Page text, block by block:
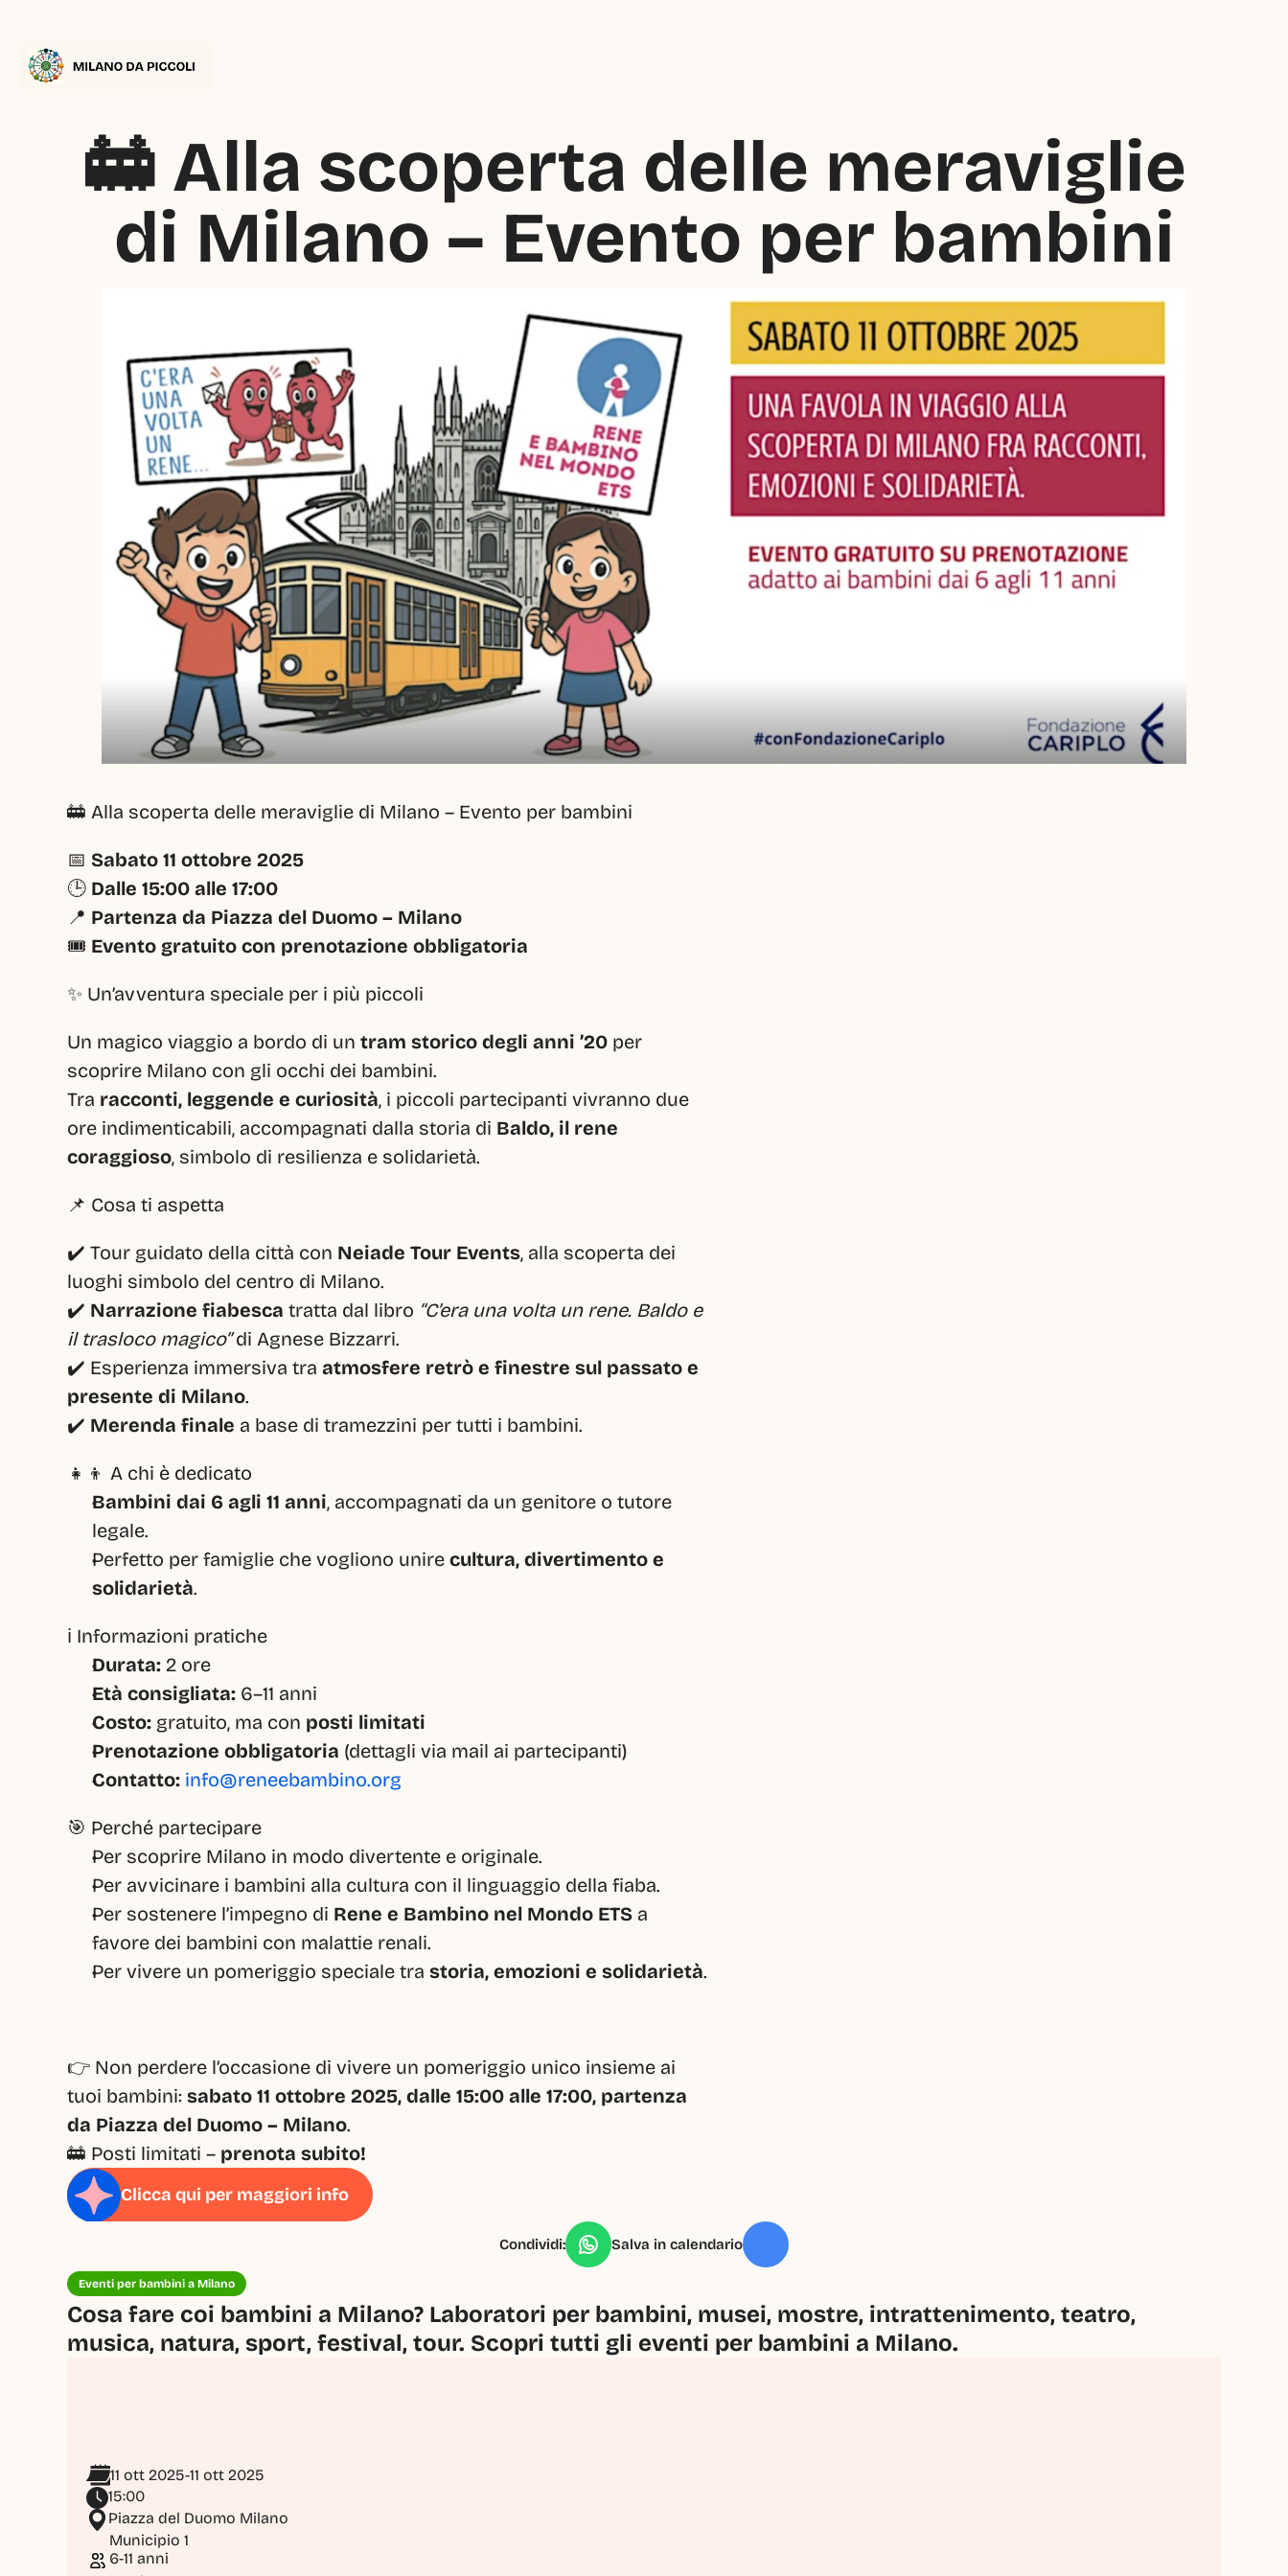
🚋 Alla scoperta delle meraviglie
di Milano – Evento per bambini
🚋 Alla scoperta delle meraviglie di Milano – Evento per bambini
📅 Sabato 11 ottobre 2025
🕒 Dalle 15:00 alle 17:00
📍 Partenza da Piazza del Duomo – Milano
🎟️ Evento gratuito con prenotazione obbligatoria
✨ Un’avventura speciale per i più piccoli
Un magico viaggio a bordo di un tram storico degli anni ’20 per
scoprire Milano con gli occhi dei bambini.
Tra racconti, leggende e curiosità, i piccoli partecipanti vivranno due
ore indimenticabili, accompagnati dalla storia di Baldo, il rene
coraggioso, simbolo di resilienza e solidarietà.
📌 Cosa ti aspetta
✔️ Tour guidato della città con Neiade Tour Events, alla scoperta dei
luoghi simbolo del centro di Milano.
✔️ Narrazione fiabesca tratta dal libro “C’era una volta un rene. Baldo e
il trasloco magico” di Agnese Bizzarri.
✔️ Esperienza immersiva tra atmosfere retrò e finestre sul passato e
presente di Milano.
✔️ Merenda finale a base di tramezzini per tutti i bambini.
👧👦 A chi è dedicato
Bambini dai 6 agli 11 anni, accompagnati da un genitore o tutore
legale.
Perfetto per famiglie che vogliono unire cultura, divertimento e
solidarietà.
ℹ️ Informazioni pratiche
Durata: 2 ore
Età consigliata: 6–11 anni
Costo: gratuito, ma con posti limitati
Prenotazione obbligatoria (dettagli via mail ai partecipanti)
Contatto: info@reneebambino.org
🎯 Perché partecipare
Per scoprire Milano in modo divertente e originale.
Per avvicinare i bambini alla cultura con il linguaggio della fiaba.
Per sostenere l’impegno di Rene e Bambino nel Mondo ETS a
favore dei bambini con malattie renali.
Per vivere un pomeriggio speciale tra storia, emozioni e solidarietà.
👉 Non perdere l’occasione di vivere un pomeriggio unico insieme ai
tuoi bambini: sabato 11 ottobre 2025, dalle 15:00 alle 17:00, partenza
da Piazza del Duomo – Milano.
🚋 Posti limitati – prenota subito!
Clicca qui per maggiori info
Condividi: Salva in calendario
Eventi per bambini a Milano
Cosa fare coi bambini a Milano? Laboratori per bambini, musei, mostre, intrattenimento, teatro,
musica, natura, sport, festival, tour. Scopri tutti gli eventi per bambini a Milano.
11 ott 2025-11 ott 2025
15:00
Piazza del Duomo Milano
Municipio 1
6-11 anni